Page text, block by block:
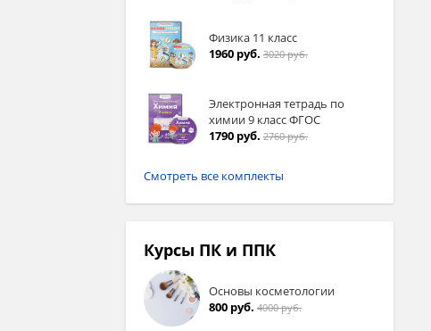
Физика 11 класс
1960 руб. 3020 руб.
Электронная тетрадь по
химии 9 класс ФГОС
1790 руб. 2760 руб.
Смотреть все комплекты
Курсы ПК и ППК
Основы косметологии
800 руб. 4000 руб.